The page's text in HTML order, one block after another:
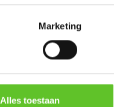
Marketing
Alles toestaan